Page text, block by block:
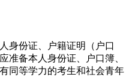
身份证、户籍证明（户口
准备本人身份证、户口簿、
同等学力的考生和社会青年